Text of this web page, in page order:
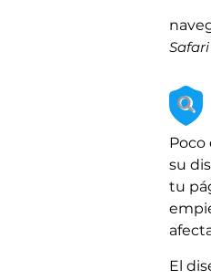
Safari
Poco
su
tu
El